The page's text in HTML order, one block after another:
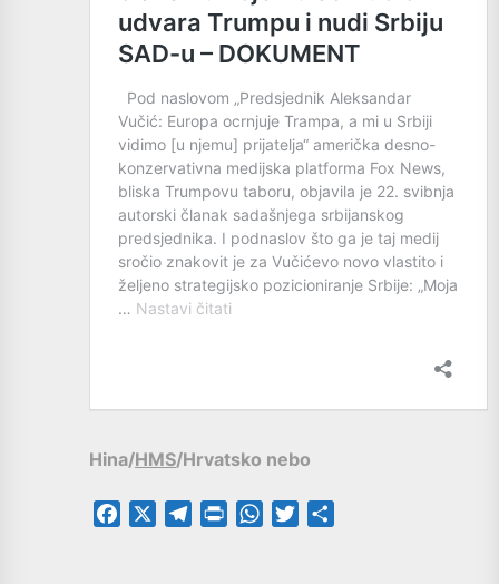
Hina/HMS/Hrvatsko nebo
Facebook TelegramPrintFriendly
WhatsApp
Twitter